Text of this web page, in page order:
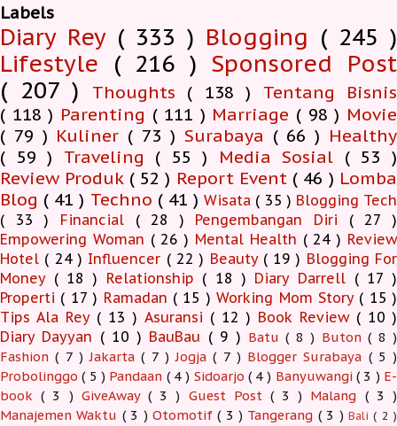
Labels
Diary Rey ( 333 ) Blogging ( 245 )
Lifestyle ( 216 ) Sponsored Post
( 207 )
Thoughts ( 138 )
Tentang Bisnis
( 118 ) Parenting ( 111 ) Marriage ( 98 ) Movie
( 79 ) Kuliner ( 73 ) Surabaya ( 66 ) Healthy
( 59 ) Traveling ( 55 ) Media Sosial ( 53 )
Review Produk ( 52 ) Report Event ( 46 ) Lomba
Blog ( 41 ) Techno ( 41 ) Wisata ( 35 ) Blogging Tech
( 33 )
Financial ( 28 ) Pengembangan Diri ( 27 )
Empowering Woman ( 26 ) Mental Health ( 24 ) Review
Hotel ( 24 ) Influencer ( 22 ) Beauty ( 19 ) Blogging For
Money ( 18 ) Relationship ( 18 ) Diary Darrell ( 17 )
Properti ( 17 ) Ramadan ( 15 ) Working Mom Story ( 15 )
Tips Ala Rey ( 13 ) Asuransi ( 12 ) Book Review ( 10 )
Diary Dayyan ( 10 ) BauBau ( 9 ) Batu( 8 ) Buton( 8 )
Fashion( 7 ) Jakarta( 7 ) Jogja( 7 ) Blogger Surabaya ( 5 )
Probolinggo( 5 ) Pandaan ( 4 ) Sidoarjo ( 4 ) Banyuwangi( 3 ) E-
book( 3 ) GiveAway ( 3 ) Guest Post ( 3 ) Malang ( 3 )
Manajemen Waktu ( 3 ) Otomotif( 3 ) Tangerang ( 3 ) Bali( 2 )